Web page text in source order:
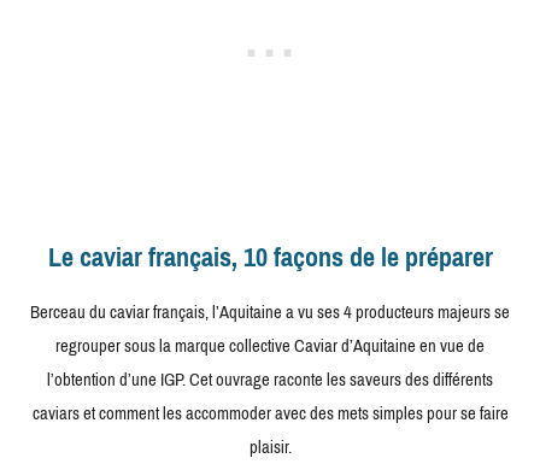
Le caviar français, 10 façons de le préparer
Berceau du caviar français, l’Aquitaine a vu ses 4 producteurs majeurs se
regrouper sous la marque collective Caviar d’Aquitaine en vue de
l’obtention d’une IGP. Cet ouvrage raconte les saveurs des différents
caviars et comment les accommoder avec des mets simples pour se faire
plaisir.